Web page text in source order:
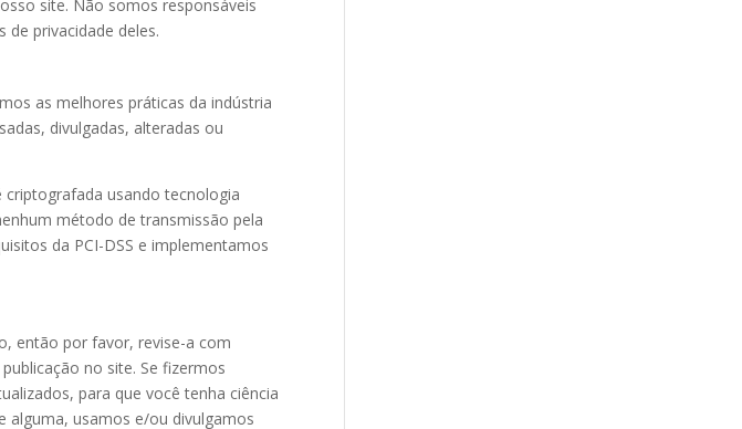
site. Não somos responsáveis
de privacidade deles.
as melhores práticas da indústria
divulgadas, alteradas ou
usando tecnologia
método de transmissão pela
da PCI-DSS e implementamos
então por favor, revise-a com
no site. Se fizermos
para que você tenha ciência
alguma, usamos e/ou divulgamos